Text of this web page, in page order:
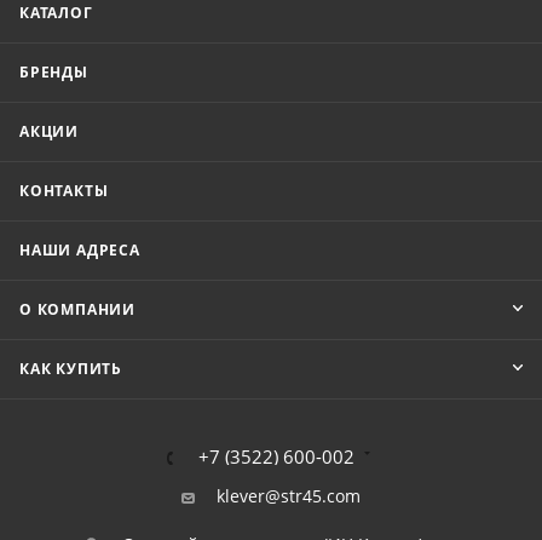
КАТАЛОГ
БРЕНДЫ
АКЦИИ
КОНТАКТЫ
НАШИ АДРЕСА
О КОМПАНИИ
КАК КУПИТЬ
+7 (3522) 600-002
klever@str45.com